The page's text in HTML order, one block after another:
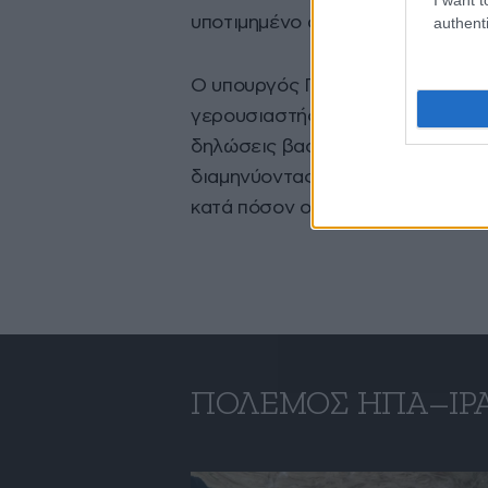
υποτιμημένο από αναλυτές.
Ο υπουργός Πολέμου Πιτ
γερουσιαστής Κέλι, κρίνοντας
δηλώσεις βασισμένες σε
διαμηνύοντας ότι ο νομικός
κατά πόσον ο δημοκρατικός
ΠΌΛΕΜΟΣ